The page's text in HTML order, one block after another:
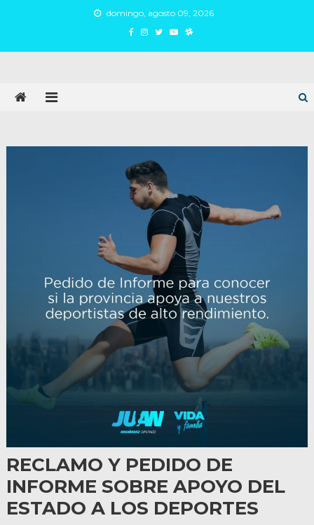
domingo, agosto 09, 2026
RECLAMO Y PEDIDO DE
INFORME SOBRE APOYO DEL
ESTADO A LOS DEPORTES